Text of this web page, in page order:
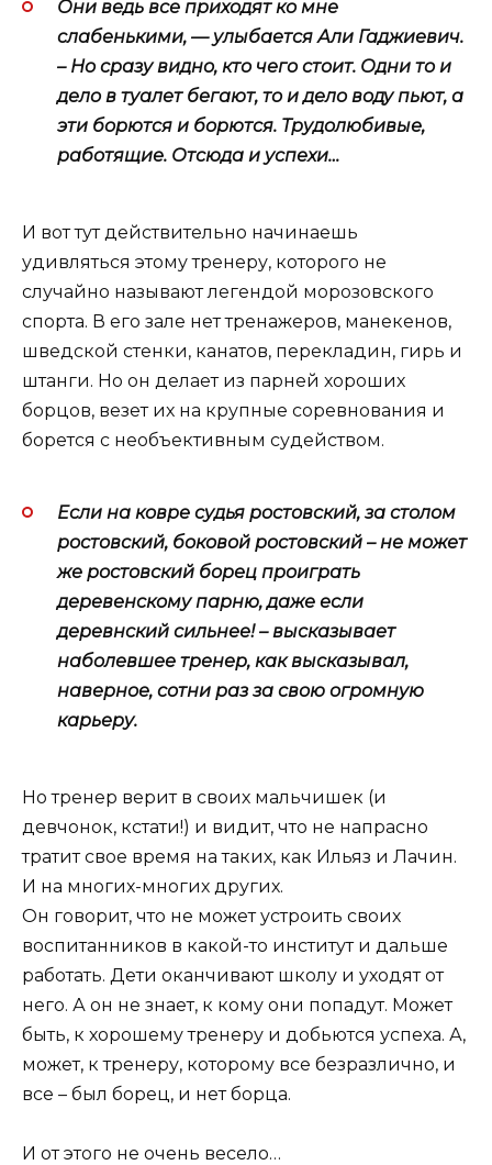
Они ведь все приходят ко мне
слабенькими, — улыбается Али Гаджиевич.
– Но сразу видно, кто чего стоит. Одни то и
дело в туалет бегают, то и дело воду пьют, а
эти борются и борются. Трудолюбивые,
работящие. Отсюда и успехи…
И вот тут действительно начинаешь
удивляться этому тренеру, которого не
случайно называют легендой морозовского
спорта. В его зале нет тренажеров, манекенов,
шведской стенки, канатов, перекладин, гирь и
штанги. Но он делает из парней хороших
борцов, везет их на крупные соревнования и
борется с необъективным судейством.
Если на ковре судья ростовский, за столом
ростовский, боковой ростовский – не может
же ростовский борец проиграть
деревенскому парню, даже если
деревнский сильнее! – высказывает
наболевшее тренер, как высказывал,
наверное, сотни раз за свою огромную
карьеру.
Но тренер верит в своих мальчишек (и
девчонок, кстати!) и видит, что не напрасно
тратит свое время на таких, как Ильяз и Лачин.
И на многих-многих других.
Он говорит, что не может устроить своих
воспитанников в какой-то институт и дальше
работать. Дети оканчивают школу и уходят от
него. А он не знает, к кому они попадут. Может
быть, к хорошему тренеру и добьются успеха. А,
может, к тренеру, которому все безразлично, и
все – был борец, и нет борца.
И от этого не очень весело…